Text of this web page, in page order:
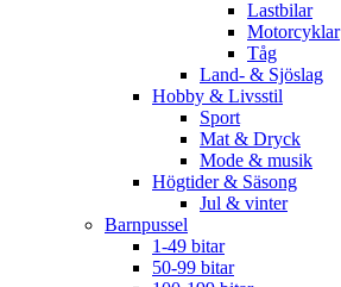
Lastbilar
Motorcyklar
Tåg
Land- & Sjöslag
Hobby & Livsstil
Sport
Mat & Dryck
Mode & musik
Högtider & Säsong
Jul & vinter
Barnpussel
1-49 bitar
50-99 bitar